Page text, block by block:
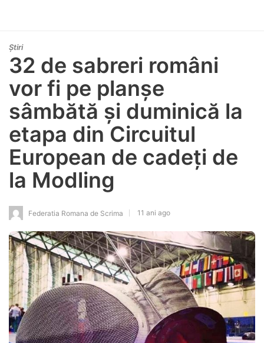
Știri
32 de sabreri români
vor fi pe planșe
sâmbătă și duminică la
etapa din Circuitul
European de cadeți de
la Modling
Federatia Romana de Scrima 11 ani ago